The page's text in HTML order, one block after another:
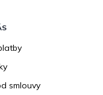
smlouvy